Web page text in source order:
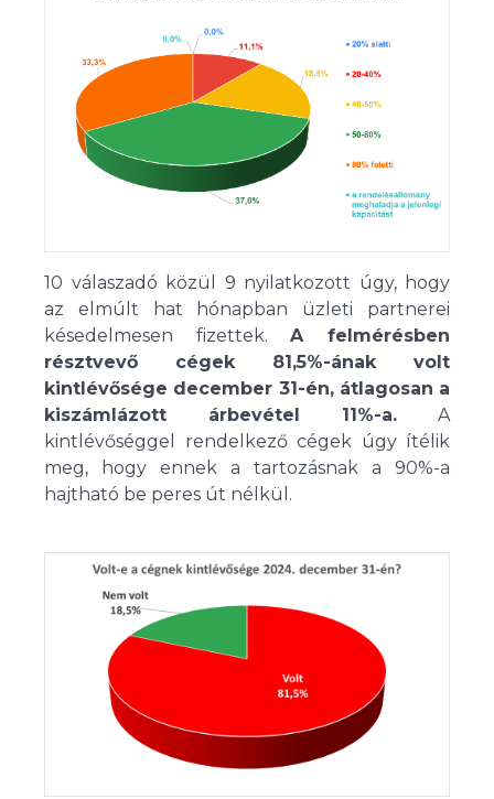
10 válaszadó közül 9 nyilatkozott úgy, hogy
az elmúlt hat hónapban üzleti partnerei
késedelmesen fizettek.A felmérésben
résztvevő cégek 81,5%-ának volt
kintlévősége december 31-én, átlagosan a
kiszámlázott árbevétel 11%-a. A
kintlévőséggel rendelkező cégek úgy ítélik
meg, hogy ennek a tartozásnak a 90%-a
hajtható be peres út nélkül.